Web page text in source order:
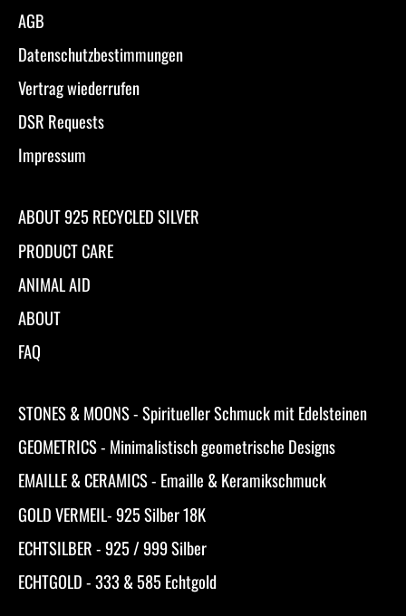
AGB
Datenschutzbestimmungen
Vertrag wiederrufen
DSR Requests
Impressum
ABOUT 925 RECYCLED SILVER
PRODUCT CARE
ANIMAL AID
ABOUT
FAQ
STONES & MOONS - Spiritueller Schmuck mit Edelsteinen
GEOMETRICS - Minimalistisch geometrische Designs
EMAILLE & CERAMICS - Emaille & Keramikschmuck
GOLD VERMEIL- 925 Silber 18K
ECHTSILBER - 925 / 999 Silber
ECHTGOLD - 333 & 585 Echtgold